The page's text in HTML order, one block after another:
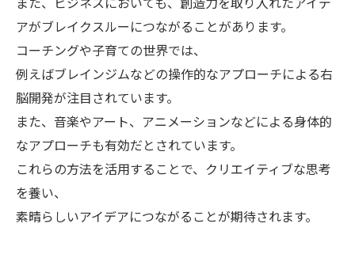
アがブレイクスルーにつながることがあります。
コーチングや子育ての世界では、
例えばブレインジムなどの操作的なアプローチによる右
脳開発が注目されています。
また、音楽やアート、アニメーションなどによる身体的
なアプローチも有効だとされています。
これらの方法を活用することで、クリエイティブな思考
を養い、
素晴らしいアイデアにつながることが期待されます。